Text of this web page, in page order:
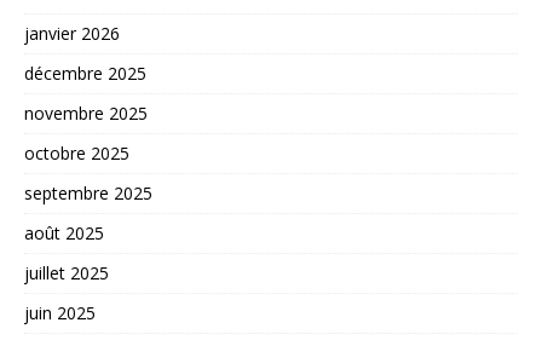
janvier 2026
décembre 2025
novembre 2025
octobre 2025
septembre 2025
août 2025
juillet 2025
juin 2025